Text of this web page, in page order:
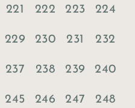
221 222 223 224
229 230 231 232
237 238 239 240
245 246 247 248